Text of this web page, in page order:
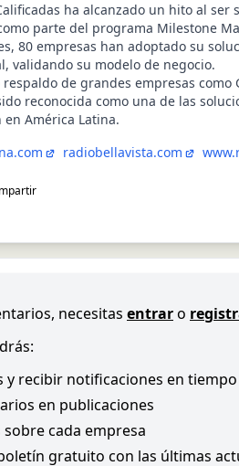
ha alcanzado un hito al ser
parte del programa Milestone
80 empresas han adoptado su
validando su modelo de negocio.
de grandes empresas como
reconocida como una de las
América Latina.
radiobellavista.com
necesitas entraro
y recibir notificaciones en
en publicaciones
cada empresa
gratuito con las últimas